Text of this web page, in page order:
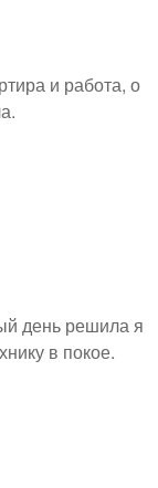
и работа, о
день решила я
в покое.